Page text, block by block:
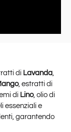
di Lavanda
, estratti di
di Lino, olio di
essenziali e
garantendo